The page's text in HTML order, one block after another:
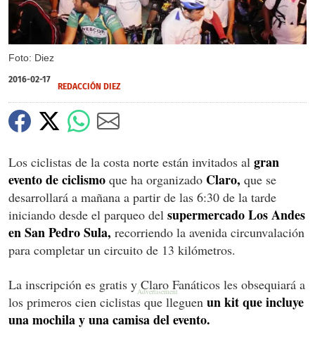
Foto: Diez
2016-02-17
REDACCIÓN DIEZ
Los ciclistas de la costa norte están invitados al gran
evento de ciclismo que ha organizado Claro, que se
desarrollará a mañana a partir de las 6:30 de la tarde
iniciando desde el parqueo del supermercado Los Andes
en San Pedro Sula, recorriendo la avenida circunvalación
para completar un circuito de 13 kilómetros.
La inscripción es gratis y Claro Fanáticos les obsequiará a
los primeros cien ciclistas que lleguen un kit que incluye
una mochila y una camisa del evento.